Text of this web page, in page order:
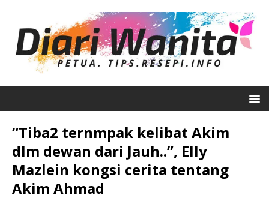
“Tiba2 ternmpak kelibat Akim
dlm dewan dari Jauh..”, Elly
Mazlein kongsi cerita tentang
Akim Ahmad